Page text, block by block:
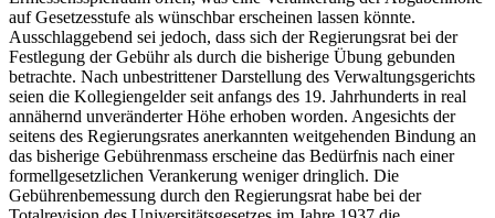
auf Gesetzesstufe als wünschbar erscheinen lassen könnte.
Ausschlaggebend sei jedoch, dass sich der Regierungsrat bei der
Festlegung der Gebühr als durch die bisherige Übung gebunden
betrachte. Nach unbestrittener Darstellung des Verwaltungsgerichts
seien die Kollegiengelder seit anfangs des 19. Jahrhunderts in real
annähernd unveränderter Höhe erhoben worden. Angesichts der
seitens des Regierungsrates anerkannten weitgehenden Bindung an
das bisherige Gebührenmass erscheine das Bedürfnis nach einer
formellgesetzlichen Verankerung weniger dringlich. Die
Gebührenbemessung durch den Regierungsrat habe bei der